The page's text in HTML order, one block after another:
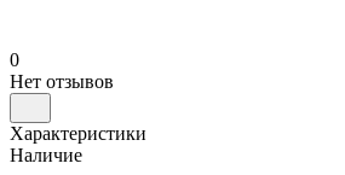
0
Нет отзывов
Характеристики
Наличие